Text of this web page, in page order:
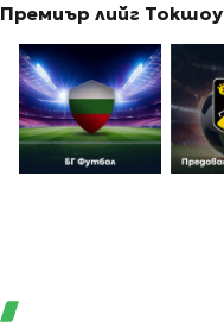
Премиър лийг